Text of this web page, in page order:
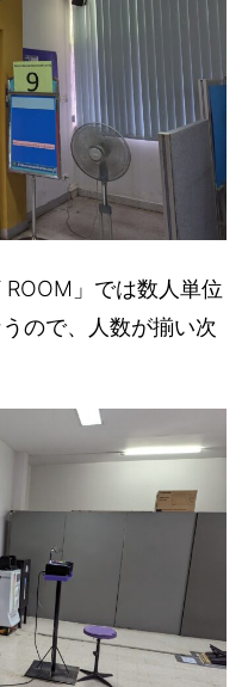
ROOM」では数人単位
ので、人数が揃い次